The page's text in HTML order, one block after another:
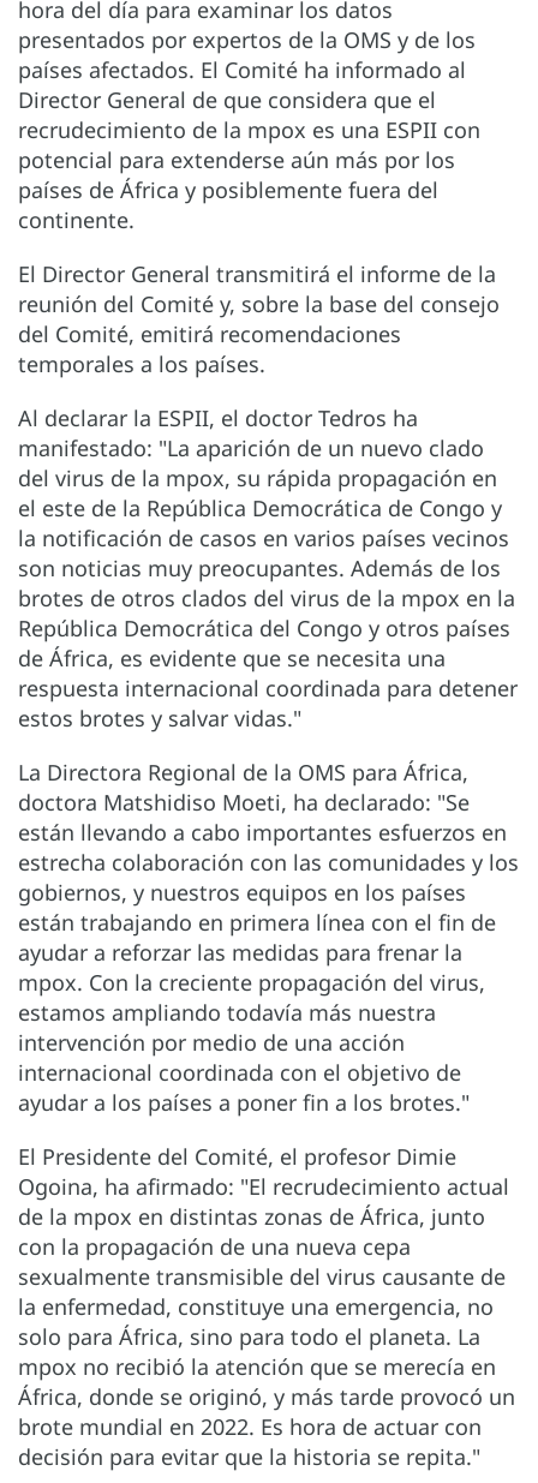
hora del día para examinar los datos
presentados por expertos de la OMS y de los
países afectados. El Comité ha informado al
Director General de que considera que el
recrudecimiento de la mpox es una ESPII con
potencial para extenderse aún más por los
países de África y posiblemente fuera del
continente.
El Director General transmitirá el informe de la
reunión del Comité y, sobre la base del consejo
del Comité, emitirá recomendaciones
temporales a los países.
Al declarar la ESPII, el doctor Tedros ha
manifestado: "La aparición de un nuevo clado
del virus de la mpox, su rápida propagación en
el este de la República Democrática de Congo y
la notificación de casos en varios países vecinos
son noticias muy preocupantes. Además de los
brotes de otros clados del virus de la mpox en la
República Democrática del Congo y otros países
de África, es evidente que se necesita una
respuesta internacional coordinada para detener
estos brotes y salvar vidas."
La Directora Regional de la OMS para África,
doctora Matshidiso Moeti, ha declarado: "Se
están llevando a cabo importantes esfuerzos en
estrecha colaboración con las comunidades y los
gobiernos, y nuestros equipos en los países
están trabajando en primera línea con el fin de
ayudar a reforzar las medidas para frenar la
mpox. Con la creciente propagación del virus,
estamos ampliando todavía más nuestra
intervención por medio de una acción
internacional coordinada con el objetivo de
ayudar a los países a poner fin a los brotes."
El Presidente del Comité, el profesor Dimie
Ogoina, ha afirmado: "El recrudecimiento actual
de la mpox en distintas zonas de África, junto
con la propagación de una nueva cepa
sexualmente transmisible del virus causante de
la enfermedad, constituye una emergencia, no
solo para África, sino para todo el planeta. La
mpox no recibió la atención que se merecía en
África, donde se originó, y más tarde provocó un
brote mundial en 2022. Es hora de actuar con
decisión para evitar que la historia se repita."